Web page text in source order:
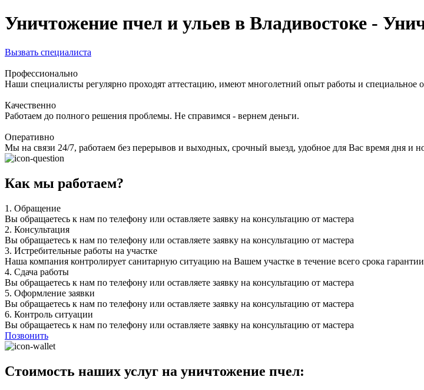
Уничтожение пчел и ульев в Владивостоке -
Вызвать специалиста
Профессионально
Наши специалисты регулярно проходят аттестацию, имеют многолетний опыт работы и специальное
Качественно
Работаем до полного решения проблемы. Не справимся - вернем деньги.
Оперативно
Мы на связи 24/7, работаем без перерывов и выходных, срочный выезд, удобное для Вас время дня и
Как мы работаем?
1. Обращение
Вы обращаетесь к нам по телефону или оставляете заявку на консультацию от мастера
2. Консультация
Вы обращаетесь к нам по телефону или оставляете заявку на консультацию от мастера
3. Истребительные работы на участке
Наша компания контролирует санитарную ситуацию на Вашем участке в течение всего срока гарантии
4. Сдача работы
Вы обращаетесь к нам по телефону или оставляете заявку на консультацию от мастера
5. Оформление заявки
Вы обращаетесь к нам по телефону или оставляете заявку на консультацию от мастера
6. Контроль ситуации
Вы обращаетесь к нам по телефону или оставляете заявку на консультацию от мастера
Позвонить
Стоимость наших услуг на уничтожение пчел: